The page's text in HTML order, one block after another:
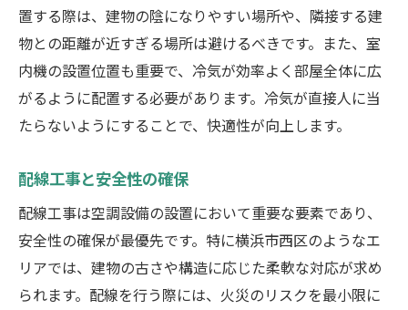
置する際は、建物の陰になりやすい場所や、隣接する建
物との距離が近すぎる場所は避けるべきです。また、室
内機の設置位置も重要で、冷気が効率よく部屋全体に広
がるように配置する必要があります。冷気が直接人に当
たらないようにすることで、快適性が向上します。
配線工事と安全性の確保
配線工事は空調設備の設置において重要な要素であり、
安全性の確保が最優先です。特に横浜市西区のようなエ
リアでは、建物の古さや構造に応じた柔軟な対応が求め
られます。配線を行う際には、火災のリスクを最小限に